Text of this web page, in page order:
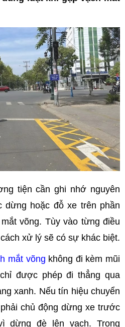
tiện cần ghi nhớ nguyên
dừng hoặc đỗ xe trên phần
võng. Tùy vào từng điều
xử lý sẽ có sự khác biệt.
mắt võng không đi kèm mũi
được phép đi thẳng qua
xanh. Nếu tín hiệu chuyển
chủ động dừng xe trước
dừng đè lên vạch. Trong